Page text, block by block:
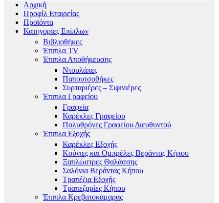
Αρχική
Προφίλ Εταιρείας
Προϊόντα
Κατηγορίες Επίπλων
Βιβλιοθήκες
Έπιπλα TV
Έπιπλα Αποθήκευσης
Ντουλάπες
Παπουτσοθήκες
Συρταριέρες – Σιφινιέρες
Έπιπλα Γραφείου
Γραφεία
Καρέκλες Γραφείου
Πολυθρόνες Γραφείου Διευθυντού
Έπιπλα Εξοχής
Καρέκλες Εξοχής
Κούνιες και Ομπρέλες Βεράντας Κήπου
Ξαπλώστρες Θαλάσσης
Σαλόνια Βεράντας Κήπου
Τραπέζια Εξοχής
Τραπεζαρίες Κήπου
Έπιπλα Κρεβατοκάμαρας